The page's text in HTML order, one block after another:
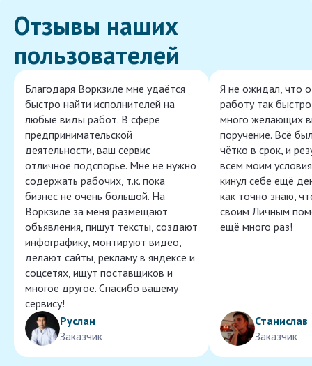
Отзывы наших
пользователей
Благодаря Воркзиле мне удаётся
быстро найти исполнителей на
любые виды работ. В сфере
предпринимательской
деятельности, ваш сервис
отличное подспорье. Мне не нужно
содержать рабочих, т.к. пока
бизнес не очень большой. На
Воркзиле за меня размещают
объявления, пишут тексты, создают
инфографику, монтируют видео,
делают сайты, рекламу в яндексе и
соцсетях, ищут поставщиков и
многое другое. Спасибо вашему
сервису!
Руслан
Заказчик
Я не ожидал, что
работу так
много желающих
поручение. Всё
чётко в срок, и
всем моим
кинул себе ещё
как точно знаю,
своим Личным
ещё много раз!
Станислав
Заказчик